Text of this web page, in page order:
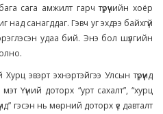
сага амжилт гарч түрүүчийн хоёр
санагддаг. Гэвч уг эхдээ байхгүй
удаа бий. Энэ бол шүлгийн
эвэрт эхнэртэйгээ Улсын түрүүнд
мэт Үүний доторх “урт сахалт”, “хурц
гэсэн нь мөрний доторх үе давталт